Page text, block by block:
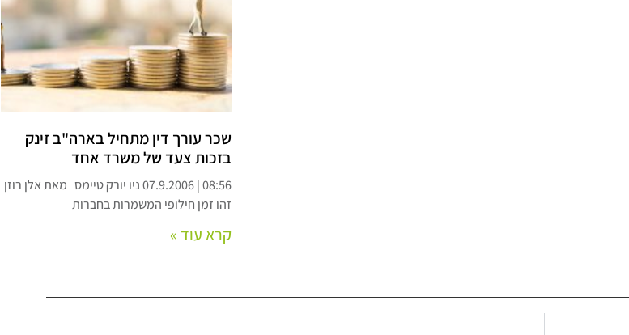
שכר עורך דין מתחיל בארה"ב זינק
בזכות צעד של משרד אחד
08:56 | 07.9.2006 ניו יורק טיימס מאת אלן רוזן
זהו זמן חילופי המשמרות בחברות
קרא עוד »